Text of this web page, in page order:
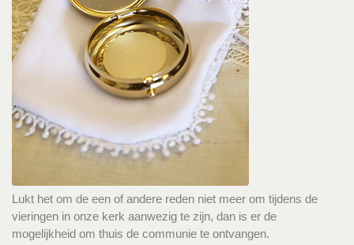
Lukt het om de een of andere reden niet meer om tijdens de
vieringen in onze kerk aanwezig te zijn, dan is er de
mogelijkheid om thuis de communie te ontvangen.